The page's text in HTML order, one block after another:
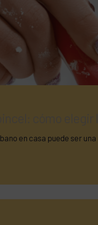
en casa puede ser